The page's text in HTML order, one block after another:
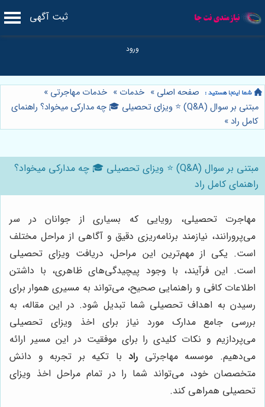
ثبت آگهی
صفحه اصلی » خدمات » خدمات مهاجرتی »
مبتنی بر سوال (Q&A) ⭐️ ویزای تحصیلی 🎓 چه مدارکی میخواد؟ راهنمای
کامل راد »
مبتنی بر سوال (Q&A) ⭐️ ویزای تحصیلی 🎓 چه مدارکی میخواد؟
راهنمای کامل راد
مهاجرت تحصیلی، رویایی که بسیاری از جوانان در سر
می‌پرورانند، نیازمند برنامه‌ریزی دقیق و آگاهی از مراحل مختلف
است. یکی از مهم‌ترین این مراحل، دریافت ویزای تحصیلی
است. این فرآیند، با وجود پیچیدگی‌های ظاهری، با داشتن
اطلاعات کافی و راهنمایی صحیح، می‌تواند به مسیری هموار برای
رسیدن به اهداف تحصیلی شما تبدیل شود. در این مقاله، به
بررسی جامع مدارک مورد نیاز برای اخذ ویزای تحصیلی
می‌پردازیم و نکات کلیدی را برای موفقیت در این مسیر ارائه
می‌دهیم. موسسه مهاجرتی رادبا تکیه بر تجربه و دانش
متخصصان خود، می‌تواند شما را در تمام مراحل اخذ ویزای
تحصیلی همراهی کند.